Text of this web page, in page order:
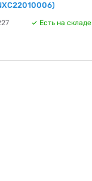
Есть на складе